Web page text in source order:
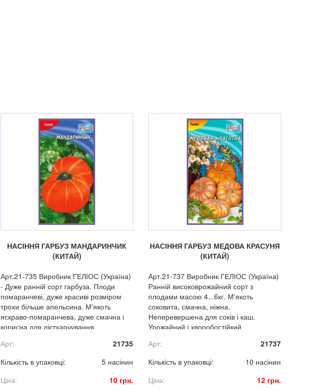
НАСІННЯ ГАРБУЗ МАНДАРИНЧИК
(КИТАЙ)
Арт.21-735 Виробник ГЕЛІОС (Україна)
- Дуже ранній сорт гарбуза. Плоди
помаранчеві, дуже красиві розміром
трохи більше апельсина. М'якоть
яскраво-помаранчева, дуже смачна і
корисна для дієтхарчування.
Арт:
21735
Кількість в упаковці:
5 насінин
Ціна:
10 грн.
НАСІННЯ ГАРБУЗ МЕДОВА КРАСУНЯ
(КИТАЙ)
Арт.21-737 Виробник ГЕЛІОС (Україна)
Ранній високоврожайний сорт з
плодами масою 4...6кг. М'якоть
соковита, смачна, ніжна.
Неперевершена для соків і каш.
Урожайний і хворобостійкий.
Арт:
21737
Кількість в упаковці:
10 насінин
Ціна:
12 грн.